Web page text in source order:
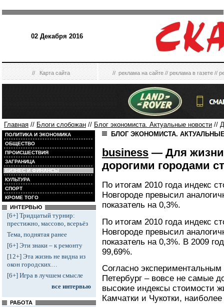
02 Декабря 2016
//Карта сайта //реклама на сайте//реклама в газете//
Главная // Блоги слобожан // Блог экономиста. Актуальные новости //
ПОЛИТИКА И ЭКОНОМИКА
ОБЩЕСТВО
ПРОИСШЕСТВИЯ
ЗАГРАНИЦА
БИЗНЕС И ФИНАНСЫ
КУЛЬТУРА
СПОРТ
КРОМЕ ТОГО
ИНТЕРВЬЮ
[6+] Тридцатый турнир:
престижно, массово, всерьёз
Тема, поднятая ранее
[6+] Эти знаки – к ремонту
[12+] Эта жизнь не видна из
окон городских…
[6+] Игра в лучшем смысле
все интервью
РАБОТА
БЛОГ ЭКОНОМИСТА.
business — Для
дорогими городами
По итогам 2010 года индекс
Новгороде превысил
показатель на 0,3%.
По итогам 2010 года индекс
Новгороде превысил
показатель на 0,3%. В 2009
99,69%.
Согласно
Петербург – вовсе не самые
высокие индексы стоимости
Камчатки и Чукотки,